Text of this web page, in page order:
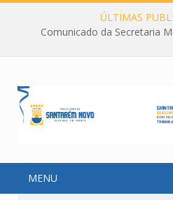
ÚLTIMAS
Comunicado da Secretaria
MENU